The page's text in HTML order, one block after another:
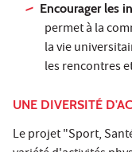
Encourager les
permet à la
la vie
les rencontres
UNE DIVERSITÉ
Le projet "Sport,